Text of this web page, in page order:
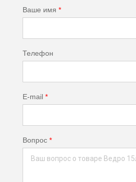
Ваше имя *
Телефон
E-mail *
Вопрос *